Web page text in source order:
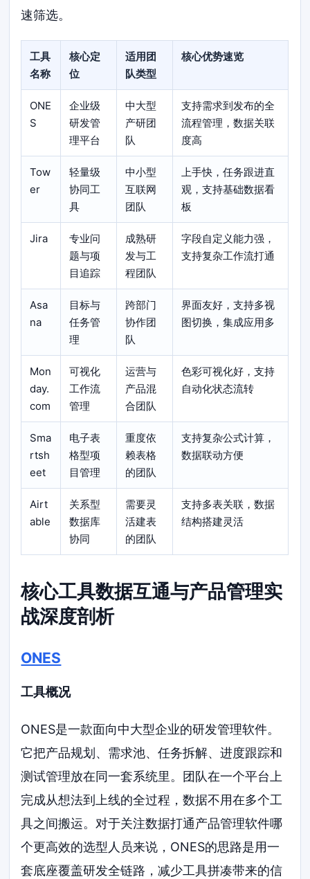
速筛选。
工具
名称
核心定
位
适用团
队类型
核心优势速览
ONE
S
企业级
研发管
理平台
中大型
产研团
队
支持需求到发布的全
流程管理，数据关联
度高
Tow
er
轻量级
协同工
具
中小型
互联网
团队
上手快，任务跟进直
观，支持基础数据看
板
Jira
专业问
题与项
目追踪
成熟研
发与工
程团队
字段自定义能力强，
支持复杂工作流打通
Asa
na
目标与
任务管
理
跨部门
协作团
队
界面友好，支持多视
图切换，集成应用多
Mon
day.
com
可视化
工作流
管理
运营与
产品混
合团队
色彩可视化好，支持
自动化状态流转
Sma
rtsh
eet
电子表
格型项
目管理
重度依
赖表格
的团队
支持复杂公式计算，
数据联动方便
Airt
able
关系型
数据库
协同
需要灵
活建表
的团队
支持多表关联，数据
结构搭建灵活
核心工具数据互通与产品管理实
战深度剖析
ONES
工具概况
ONES是一款面向中大型企业的研发管理软件。
它把产品规划、需求池、任务拆解、进度跟踪和
测试管理放在同一套系统里。团队在一个平台上
完成从想法到上线的全过程，数据不用在多个工
具之间搬运。对于关注数据打通产品管理软件哪
个更高效的选型人员来说，ONES的思路是用一
套底座覆盖研发全链路，减少工具拼凑带来的信